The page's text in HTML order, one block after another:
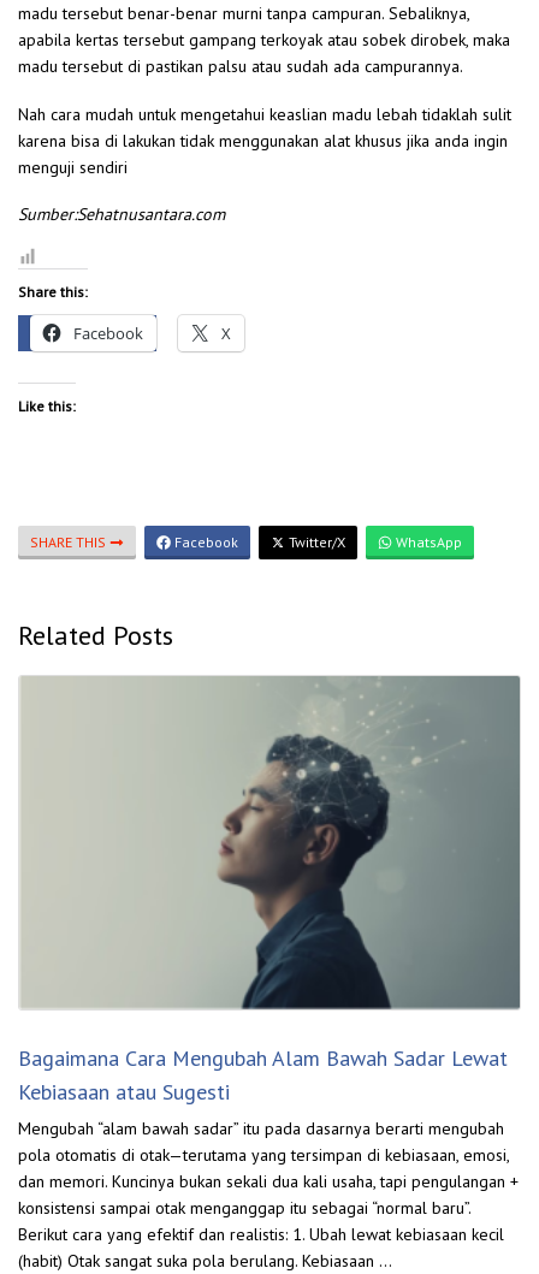
madu tersebut benar-benar murni tanpa campuran. Sebaliknya,
apabila kertas tersebut gampang terkoyak atau sobek dirobek, maka
madu tersebut di pastikan palsu atau sudah ada campurannya.
Nah cara mudah untuk mengetahui keaslian madu lebah tidaklah sulit
karena bisa di lakukan tidak menggunakan alat khusus jika anda ingin
menguji sendiri
Sumber:Sehatnusantara.com
Share this:
Facebook X
Like this:
SHARE THIS Facebook Twitter/X WhatsApp
Related Posts
Bagaimana Cara Mengubah Alam Bawah Sadar Lewat
Kebiasaan atau Sugesti
Mengubah “alam bawah sadar” itu pada dasarnya berarti mengubah
pola otomatis di otak—terutama yang tersimpan di kebiasaan, emosi,
dan memori. Kuncinya bukan sekali dua kali usaha, tapi pengulangan +
konsistensi sampai otak menganggap itu sebagai “normal baru”.
Berikut cara yang efektif dan realistis: 1. Ubah lewat kebiasaan kecil
(habit) Otak sangat suka pola berulang. Kebiasaan …